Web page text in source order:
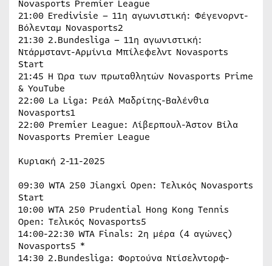
Novasports Premier League
21:00 Eredivisie – 11η αγωνιστική: Φέγενορντ-
Βόλενταμ Novasports2
21:30 2.Bundesliga – 11η αγωνιστική:
Ντάρμσταντ-Αρμίνια Μπίλεφελντ Novasports
Start
21:45 Η Ώρα των πρωταθλητών Novasports Prime
& YouTube
22:00 La Liga: Ρεάλ Μαδρίτης-Βαλένθια
Novasports1
22:00 Premier League: Λίβερπουλ-Άστον Βίλα
Novasports Premier League
Κυριακή 2-11-2025
09:30 WTA 250 Jiangxi Open: Tελικός Novasports
Start
10:00 WTA 250 Prudential Hong Kong Tennis
Open: Tελικός Novasports5
14:00-22:30 WTA Finals: 2η μέρα (4 αγώνες)
Novasports5 *
14:30 2.Bundesliga: Φορτούνα Ντίσελντορφ-